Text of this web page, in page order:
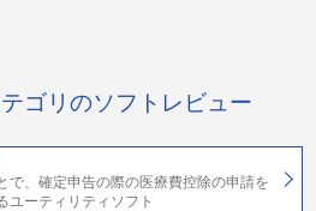
テゴリのソフトレビュー
で、確定申告の際の医療費控除の申請を
ユーティリティソフト